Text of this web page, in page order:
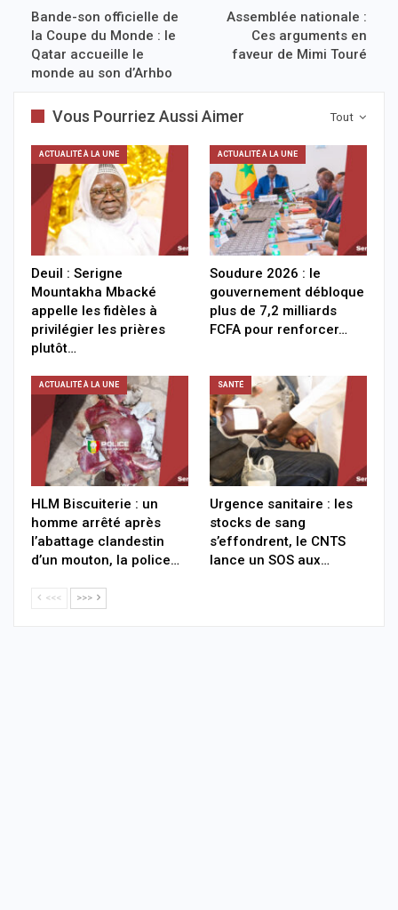
Bande-son officielle de
la Coupe du Monde : le
Qatar accueille le
monde au son d’Arhbo
Assemblée nationale :
Ces arguments en
faveur de Mimi Touré
Tout
Vous Pourriez Aussi Aimer
ACTUALITÉ À LA UNE
Deuil : Serigne
Mountakha Mbacké
appelle les fidèles à
privilégier les prières
plutôt…
ACTUALITÉ À LA UNE
Soudure 2026 : le
gouvernement débloque
plus de 7,2 milliards
FCFA pour renforcer…
ACTUALITÉ À LA UNE
HLM Biscuiterie : un
homme arrêté après
l’abattage clandestin
d’un mouton, la police…
SANTÉ
Urgence sanitaire : les
stocks de sang
s’effondrent, le CNTS
lance un SOS aux…
<<< >>>